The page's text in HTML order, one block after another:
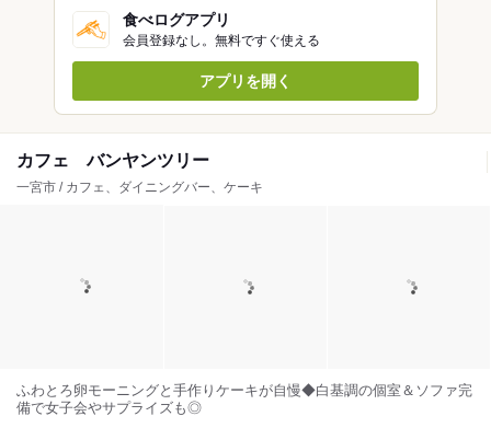
食べログアプリ
会員登録なし。無料ですぐ使える
アプリを開く
カフェ バンヤンツリー
一宮市 / カフェ、ダイニングバー、ケーキ
ふわとろ卵モーニングと手作りケーキが自慢◆白基調の個室＆ソファ完
備で女子会やサプライズも◎